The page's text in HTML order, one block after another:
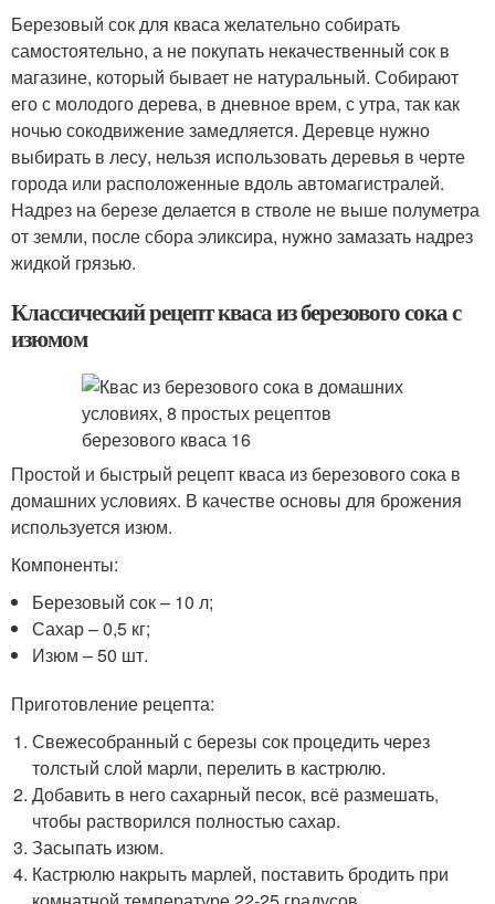
Березовый сок для кваса желательно собирать
самостоятельно, а не покупать некачественный сок в
магазине, который бывает не натуральный. Собирают
его с молодого дерева, в дневное врем, с утра, так как
ночью сокодвижение замедляется. Деревце нужно
выбирать в лесу, нельзя использовать деревья в черте
города или расположенные вдоль автомагистралей.
Надрез на березе делается в стволе не выше полуметра
от земли, после сбора эликсира, нужно замазать надрез
жидкой грязью.
Классический рецепт кваса из березового сока с
изюмом
Простой и быстрый рецепт кваса из березового сока в
домашних условиях. В качестве основы для брожения
используется изюм.
Компоненты:
Березовый сок – 10 л;
Сахар – 0,5 кг;
Изюм – 50 шт.
Приготовление рецепта:
Свежесобранный с березы сок процедить через
толстый слой марли, перелить в кастрюлю.
Добавить в него сахарный песок, всё размешать,
чтобы растворился полностью сахар.
Засыпать изюм.
Кастрюлю накрыть марлей, поставить бродить при